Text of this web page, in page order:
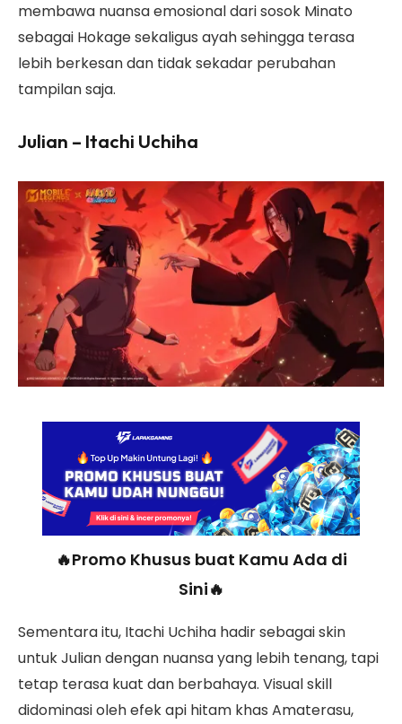
membawa nuansa emosional dari sosok Minato
sebagai Hokage sekaligus ayah sehingga terasa
lebih berkesan dan tidak sekadar perubahan
tampilan saja.
Julian – Itachi Uchiha
🔥Promo Khusus buat Kamu Ada di
Sini🔥
Sementara itu, Itachi Uchiha hadir sebagai skin
untuk Julian dengan nuansa yang lebih tenang, tapi
tetap terasa kuat dan berbahaya. Visual skill
didominasi oleh efek api hitam khas Amaterasu,